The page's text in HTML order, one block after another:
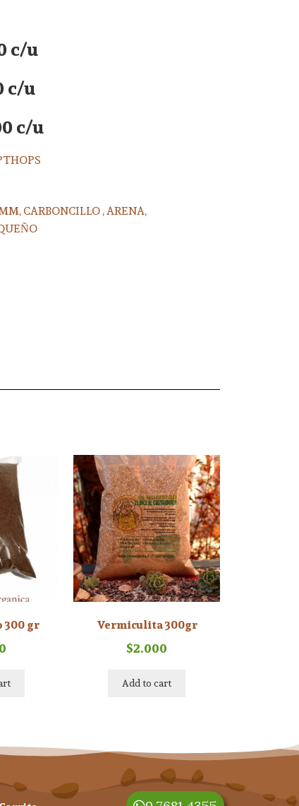
c/u
c/u
c/u
CARBONCILLO , ARENA,
300 gr Vermiculita 300gr
$2.000
Add to cart